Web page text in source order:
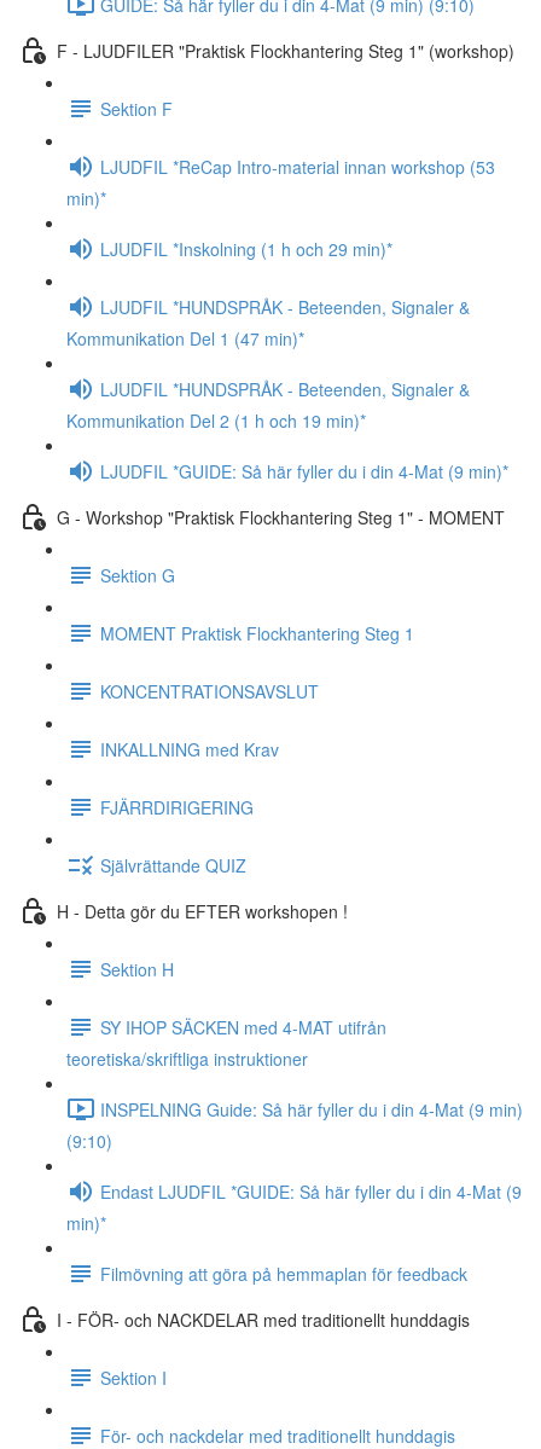
F - LJUDFILER "Praktisk Flockhantering Steg 1" (workshop)
Sektion F
LJUDFIL *ReCap Intro-material innan workshop (53
min)*
LJUDFIL *Inskolning (1 h och 29 min)*
LJUDFIL *HUNDSPRÅK - Beteenden, Signaler &
Kommunikation Del 1 (47 min)*
LJUDFIL *HUNDSPRÅK - Beteenden, Signaler &
Kommunikation Del 2 (1 h och 19 min)*
LJUDFIL *GUIDE: Så här fyller du i din 4-Mat (9 min)*
G - Workshop "Praktisk Flockhantering Steg 1" - MOMENT
Sektion G
MOMENT Praktisk Flockhantering Steg 1
KONCENTRATIONSAVSLUT
INKALLNING med Krav
FJÄRRDIRIGERING
Självrättande QUIZ
H - Detta gör du EFTER workshopen !
Sektion H
SY IHOP SÄCKEN med 4-MAT utifrån
teoretiska/skriftliga instruktioner
INSPELNING Guide: Så här fyller du i din 4-Mat (9 min)
(9:10)
Endast LJUDFIL *GUIDE: Så här fyller du i din 4-Mat (9
min)*
Filmövning att göra på hemmaplan för feedback
I - FÖR- och NACKDELAR med traditionellt hunddagis
Sektion I
För- och nackdelar med traditionellt hunddagis